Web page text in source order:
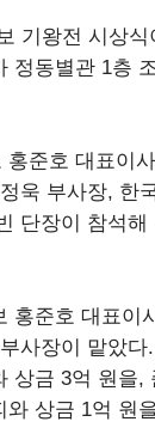
기왕전 시상식
정동별관 1층
준호 대표이
욱 부사장, 한
단장이 참석
홍준호 대표이
사장이 맡았
상금 3억 원을,
와 상금 1억 원